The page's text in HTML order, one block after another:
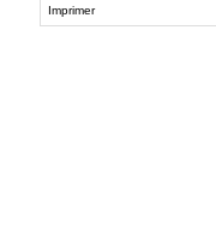
surImprimer